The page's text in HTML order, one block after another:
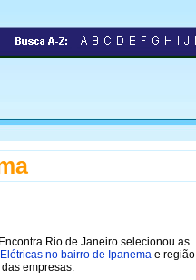
Rio de Janeiro selecionou as
no bairro de Ipanema e região,
empresas.